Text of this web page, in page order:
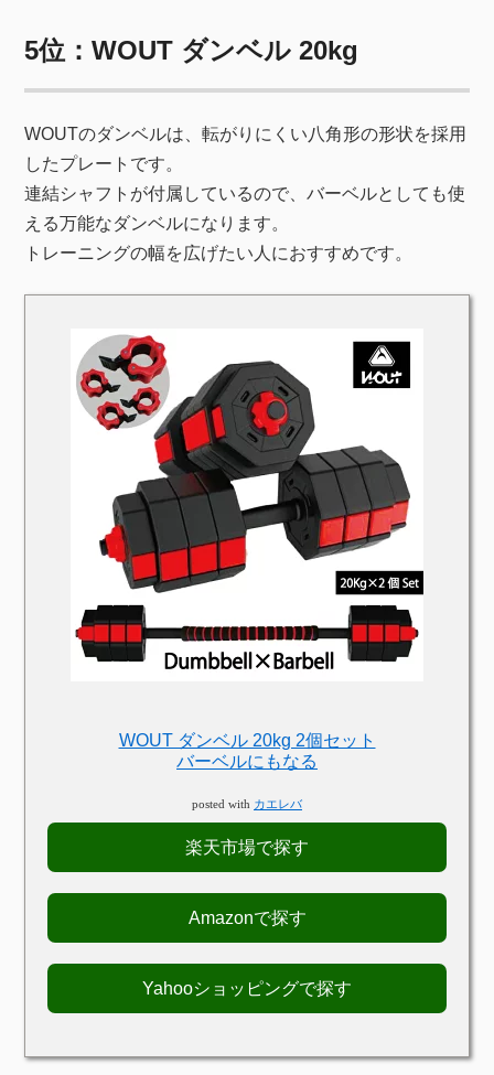
5位：WOUT ダンベル 20kg
WOUTのダンベルは、転がりにくい八角形の形状を採用
したプレートです。
連結シャフトが付属しているので、バーベルとしても使
える万能なダンベルになります。
トレーニングの幅を広げたい人におすすめです。
WOUT ダンベル 20kg 2個セット
バーベルにもなる
posted with カエレバ
楽天市場で探す
Amazonで探す
Yahooショッピングで探す